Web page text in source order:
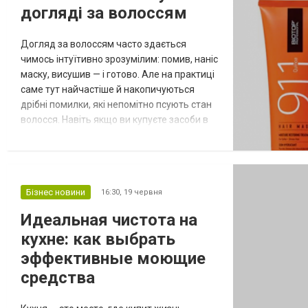
надежным помощником в вопросах
догляді за волоссям
Догляд за волоссям часто здається
чимось інтуїтивно зрозумілим: помив, наніс
маску, висушив — і готово. Але на практиці
саме тут найчастіше й накопичуються
дрібні помилки, які непомітно псують стан
волосся. Навіть якщо ви купуєте засоби в
використовуємо. Сьогодні вибір засобів
Бізнес новини 16:30, 19 червня
Идеальная чистота на
кухне: как выбрать
эффективные моющие
средства